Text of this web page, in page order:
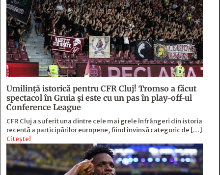
Umilință istorică pentru CFR Cluj! Tromso a făcut
spectacol în Gruia și este cu un pas în play-off-ul
Conference League
CFR Cluj a suferit una dintre cele mai grele înfrângeri din istoria
recentă a participărilor europene, fiind învinsă categoric de […]
Citește!